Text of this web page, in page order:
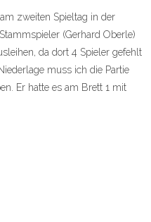
zweiten Spieltag in der
(Gerhard Oberle)
da dort 4 Spieler gefehlt
muss ich die Partie
Er hatte es am Brett 1 mit